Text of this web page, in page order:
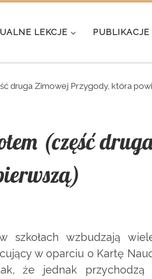
LEKCJE PUBLIKACJE
druga Zimowej Przygody, która
(część
szkołach wzbudzają
w oparciu o Kartę
że jednak